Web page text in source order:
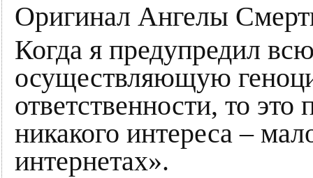
Оригинал Ангелы
Когда я предупредил
осуществляющую
ответственности, то
никакого интереса –
интернетах».